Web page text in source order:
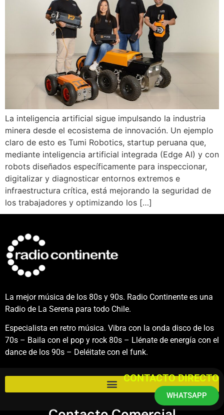
La inteligencia artificial sigue impulsando la industria
minera desde el ecosistema de innovación. Un ejemplo
claro de esto es Tumi Robotics, startup peruana que,
mediante inteligencia artificial integrada (Edge AI) y con
robots diseñados específicamente para inspeccionar,
digitalizar y diagnosticar entornos extremos e
infraestructura crítica, está mejorando la seguridad de
los trabajadores y optimizando los […]
La mejor música de los 80s y 90s. Radio Continente es una
Radio de La Serena para todo Chile.
Especialista en retro música. Vibra con la onda disco de los
70s – Baila con el pop y rock 80s – Llénate de energía con el
dance de los 90s – Deléitate con el funk.
CONTACTO DIRECTO
WHATSAPP